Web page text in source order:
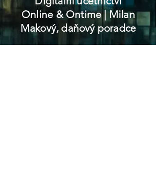
Online & Ontime| Milan
Makový, daňový poradce